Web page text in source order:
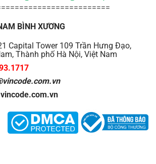
BÌNH XƯƠNG
Capital Tower 109 Trần Hưng Đạo,
Thành phố Hà Nội, Việt Nam